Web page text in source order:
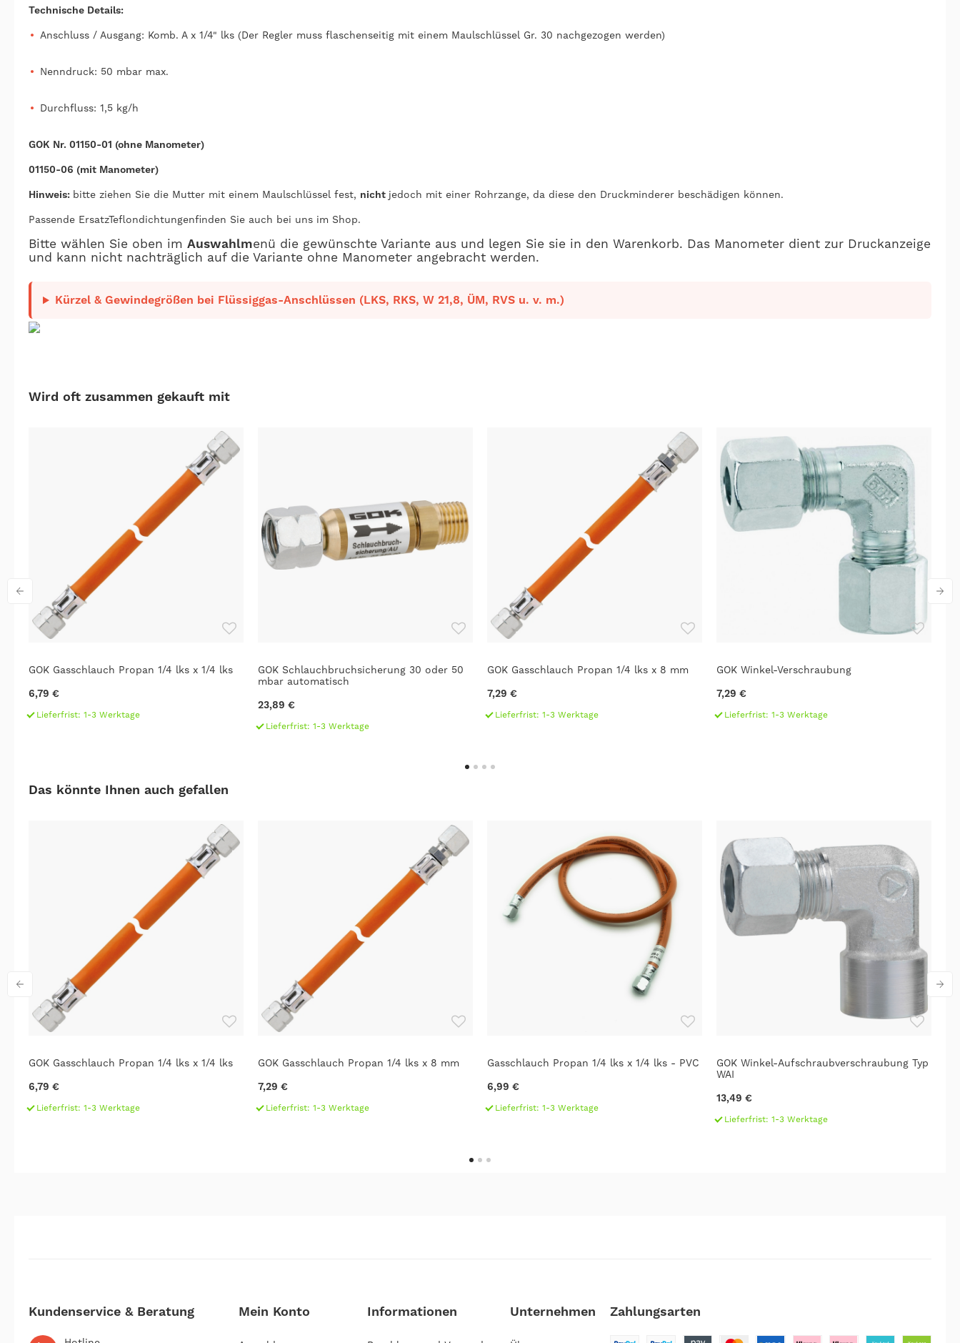
Technische Details:
Anschluss / Ausgang: Komb. A x 1/4" lks (Der Regler muss flaschenseitig mit einem Maulschlüssel Gr. 30 nachgezogen werden)
Nenndruck: 50 mbar max.
Durchfluss: 1,5 kg/h
GOK Nr. 01150-01 (ohne Manometer)
01150-06 (mit Manometer)
Hinweis: bitte ziehen Sie die Mutter mit einem Maulschlüssel fest, nicht jedoch mit einer Rohrzange, da diese den Druckminderer beschädigen können.
Passende ErsatzTeflondichtungenfinden Sie auch bei uns im Shop.
Bitte wählen Sie oben im Auswahlmenü die gewünschte Variante aus und legen Sie sie in den Warenkorb. Das Manometer dient zur Druckanzeige
und kann nicht nachträglich auf die Variante ohne Manometer angebracht werden.
Kürzel & Gewindegrößen bei Flüssiggas-Anschlüssen (LKS, RKS, W 21,8, ÜM, RVS u. v. m.)
Wird oft zusammen gekauft mit
GOK Gasschlauch Propan 1/4 lks x 1/4 lks
6,79 €
Lieferfrist: 1-3 Werktage
GOK Schlauchbruchsicherung 30 oder 50
mbar automatisch
23,89 €
Lieferfrist: 1-3 Werktage
GOK Gasschlauch Propan 1/4 lks x 8 mm
7,29 €
Lieferfrist: 1-3 Werktage
GOK Winkel-Verschraubung
7,29 €
Lieferfrist: 1-3 Werktage
Das könnte Ihnen auch gefallen
GOK Gasschlauch Propan 1/4 lks x 1/4 lks
6,79 €
Lieferfrist: 1-3 Werktage
GOK Gasschlauch Propan 1/4 lks x 8 mm
7,29 €
Lieferfrist: 1-3 Werktage
Gasschlauch Propan 1/4 lks x 1/4 lks - PVC
6,99 €
Lieferfrist: 1-3 Werktage
GOK Winkel-Aufschraubverschraubung Typ
WAI
13,49 €
Lieferfrist: 1-3 Werktage
Kundenservice & Beratung Mein Konto Informationen Unternehmen Zahlungsarten